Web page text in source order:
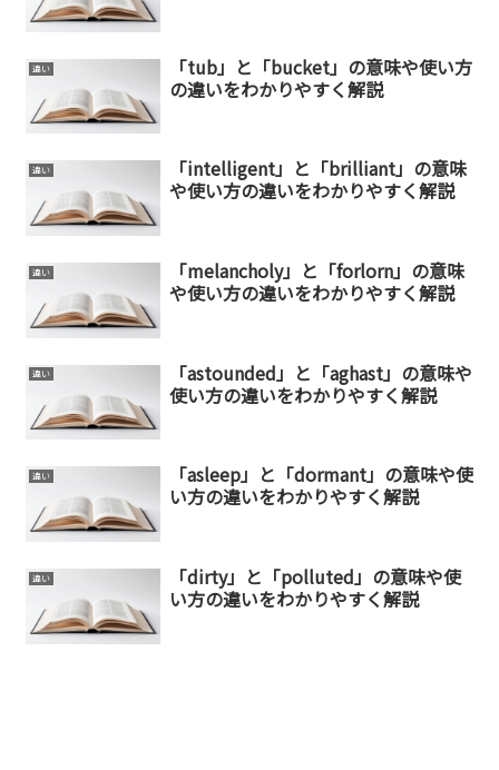
違い
「tub」と「bucket」の意味や使い方
の違いをわかりやすく解説
違い
「intelligent」と「brilliant」の意味
や使い方の違いをわかりやすく解説
違い
「melancholy」と「forlorn」の意味
や使い方の違いをわかりやすく解説
違い
「astounded」と「aghast」の意味や
使い方の違いをわかりやすく解説
違い
「asleep」と「dormant」の意味や使
い方の違いをわかりやすく解説
違い
「dirty」と「polluted」の意味や使
い方の違いをわかりやすく解説